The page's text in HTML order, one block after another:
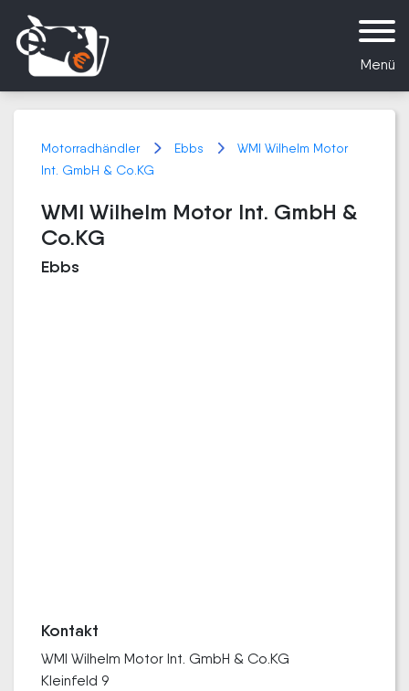
Menü
Motorradhändler Ebbs
WMI Wilhelm Motor
Int. GmbH & Co.KG
WMI Wilhelm Motor Int. GmbH &
Co.KG
Ebbs
Kontakt
WMI Wilhelm Motor Int. GmbH & Co.KG
Kleinfeld 9